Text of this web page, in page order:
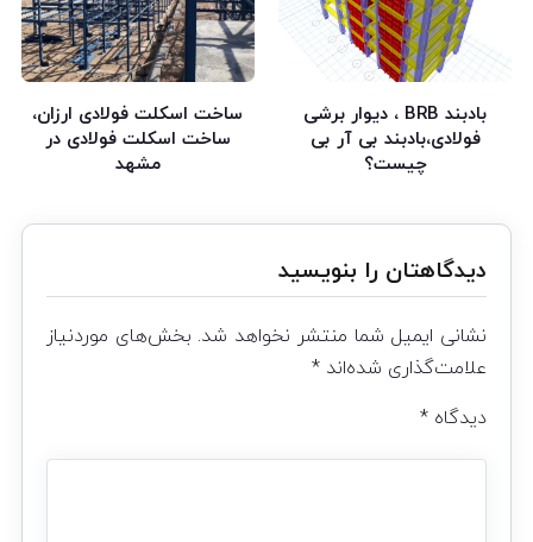
بادبند BRB ، دیوار برشی
فولادی،بادبند بی آر بی
چیست؟
ساخت اسکلت فولادی ارزان،
ساخت اسکلت فولادی در
مشهد
دیدگاهتان را بنویسید
نشانی ایمیل شما منتشر نخواهد شد. بخش‌های موردنیاز
علامت‌گذاری شده‌اند *
دیدگاه *